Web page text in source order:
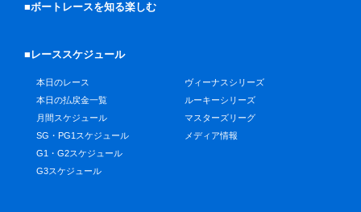
■ボートレースを知る楽しむ
■レーススケジュール
本日のレース
本日の払戻金一覧
月間スケジュール
SG・PG1スケジュール
G1・G2スケジュール
G3スケジュール
ヴィーナスシリーズ
ルーキーシリーズ
マスターズリーグ
メディア情報